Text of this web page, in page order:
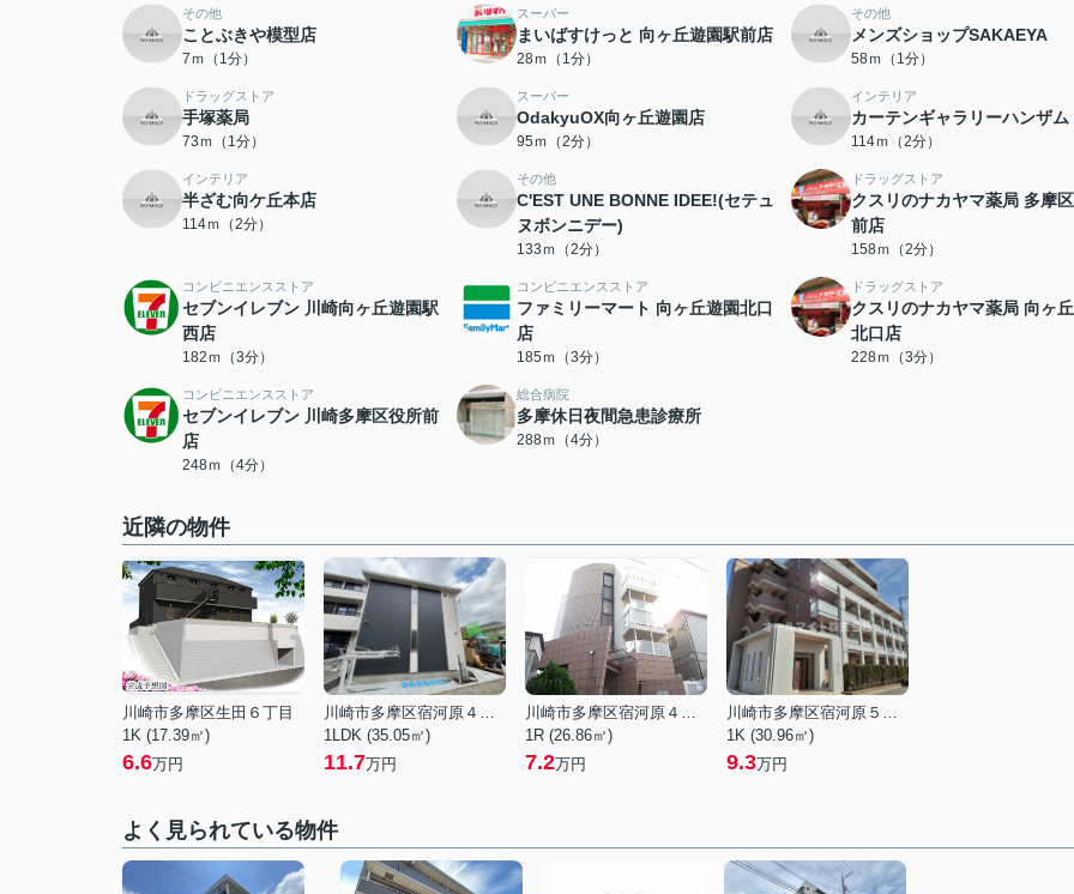
その他
ことぶきや模型店
7ｍ（1分）
スーパー
まいばすけっと 向ヶ丘遊園駅前店
28ｍ（1分）
その他
メンズショップSAKAEYA
58ｍ（1分）
ドラッグストア
手塚薬局
73ｍ（1分）
スーパー
OdakyuOX向ヶ丘遊園店
95ｍ（2分）
インテリア
カーテンギャラリーハンザム
114ｍ（2分）
インテリア
半ざむ向ケ丘本店
114ｍ（2分）
その他
C'EST UNE BONNE IDEE!(セテュ
ヌボンニデー)
133ｍ（2分）
ドラッグストア
クスリのナカヤマ薬局 多摩
前店
158ｍ（2分）
コンビニエンスストア
セブンイレブン 川崎向ヶ丘遊園駅
西店
182ｍ（3分）
コンビニエンスストア
ファミリーマート 向ヶ丘遊園北口
店
185ｍ（3分）
ドラッグストア
クスリのナカヤマ薬局 向ヶ
北口店
228ｍ（3分）
コンビニエンスストア
セブンイレブン 川崎多摩区役所前
店
248ｍ（4分）
総合病院
多摩休日夜間急患診療所
288ｍ（4分）
近隣の物件
川崎市多摩区生田６丁目
1K (17.39㎡)
6.6万円
川崎市多摩区宿河原４丁目
1LDK (35.05㎡)
11.7万円
川崎市多摩区宿河原４丁目
1R (26.86㎡)
7.2万円
川崎市多摩区宿河原５丁目
1K (30.96㎡)
9.3万円
よく見られている物件